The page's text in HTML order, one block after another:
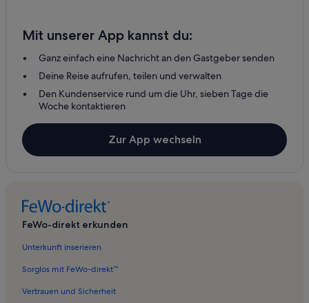
Mit unserer App kannst du:
Ganz einfach eine Nachricht an den Gastgeber senden
Deine Reise aufrufen, teilen und verwalten
Den Kundenservice rund um die Uhr, sieben Tage die
Woche kontaktieren
Zur App wechseln
FeWo-direkt erkunden
Unterkunft inserieren
Sorglos mit FeWo-direkt™
Vertrauen und Sicherheit